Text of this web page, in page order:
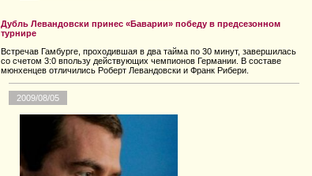
Дубль Левандовски принес «Баварии» победу в предсезонном
турнире
Встречав Гамбурге, проходившая в два тайма по 30 минут, завершилась
со счетом 3:0 впользу действующих чемпионов Германии. В составе
мюнхенцев отличились Роберт Левандовски и Франк Рибери.
2009/08/05